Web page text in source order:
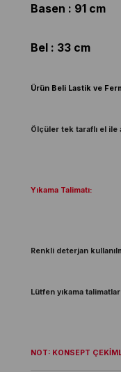
Basen : 91 cm
Bel : 33 cm
Ürün Beli Lastik ve
Ölçüler tek taraflı el ile
Yıkama Talimatı:
Renkli deterjan
Lütfen yıkama
NOT: KONSEPT